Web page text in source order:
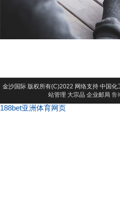
金沙国际 版权所有(C)2022 网络支持 中国化
站管理 大宗品 企业邮局 鲁
188bet亚洲体育网页